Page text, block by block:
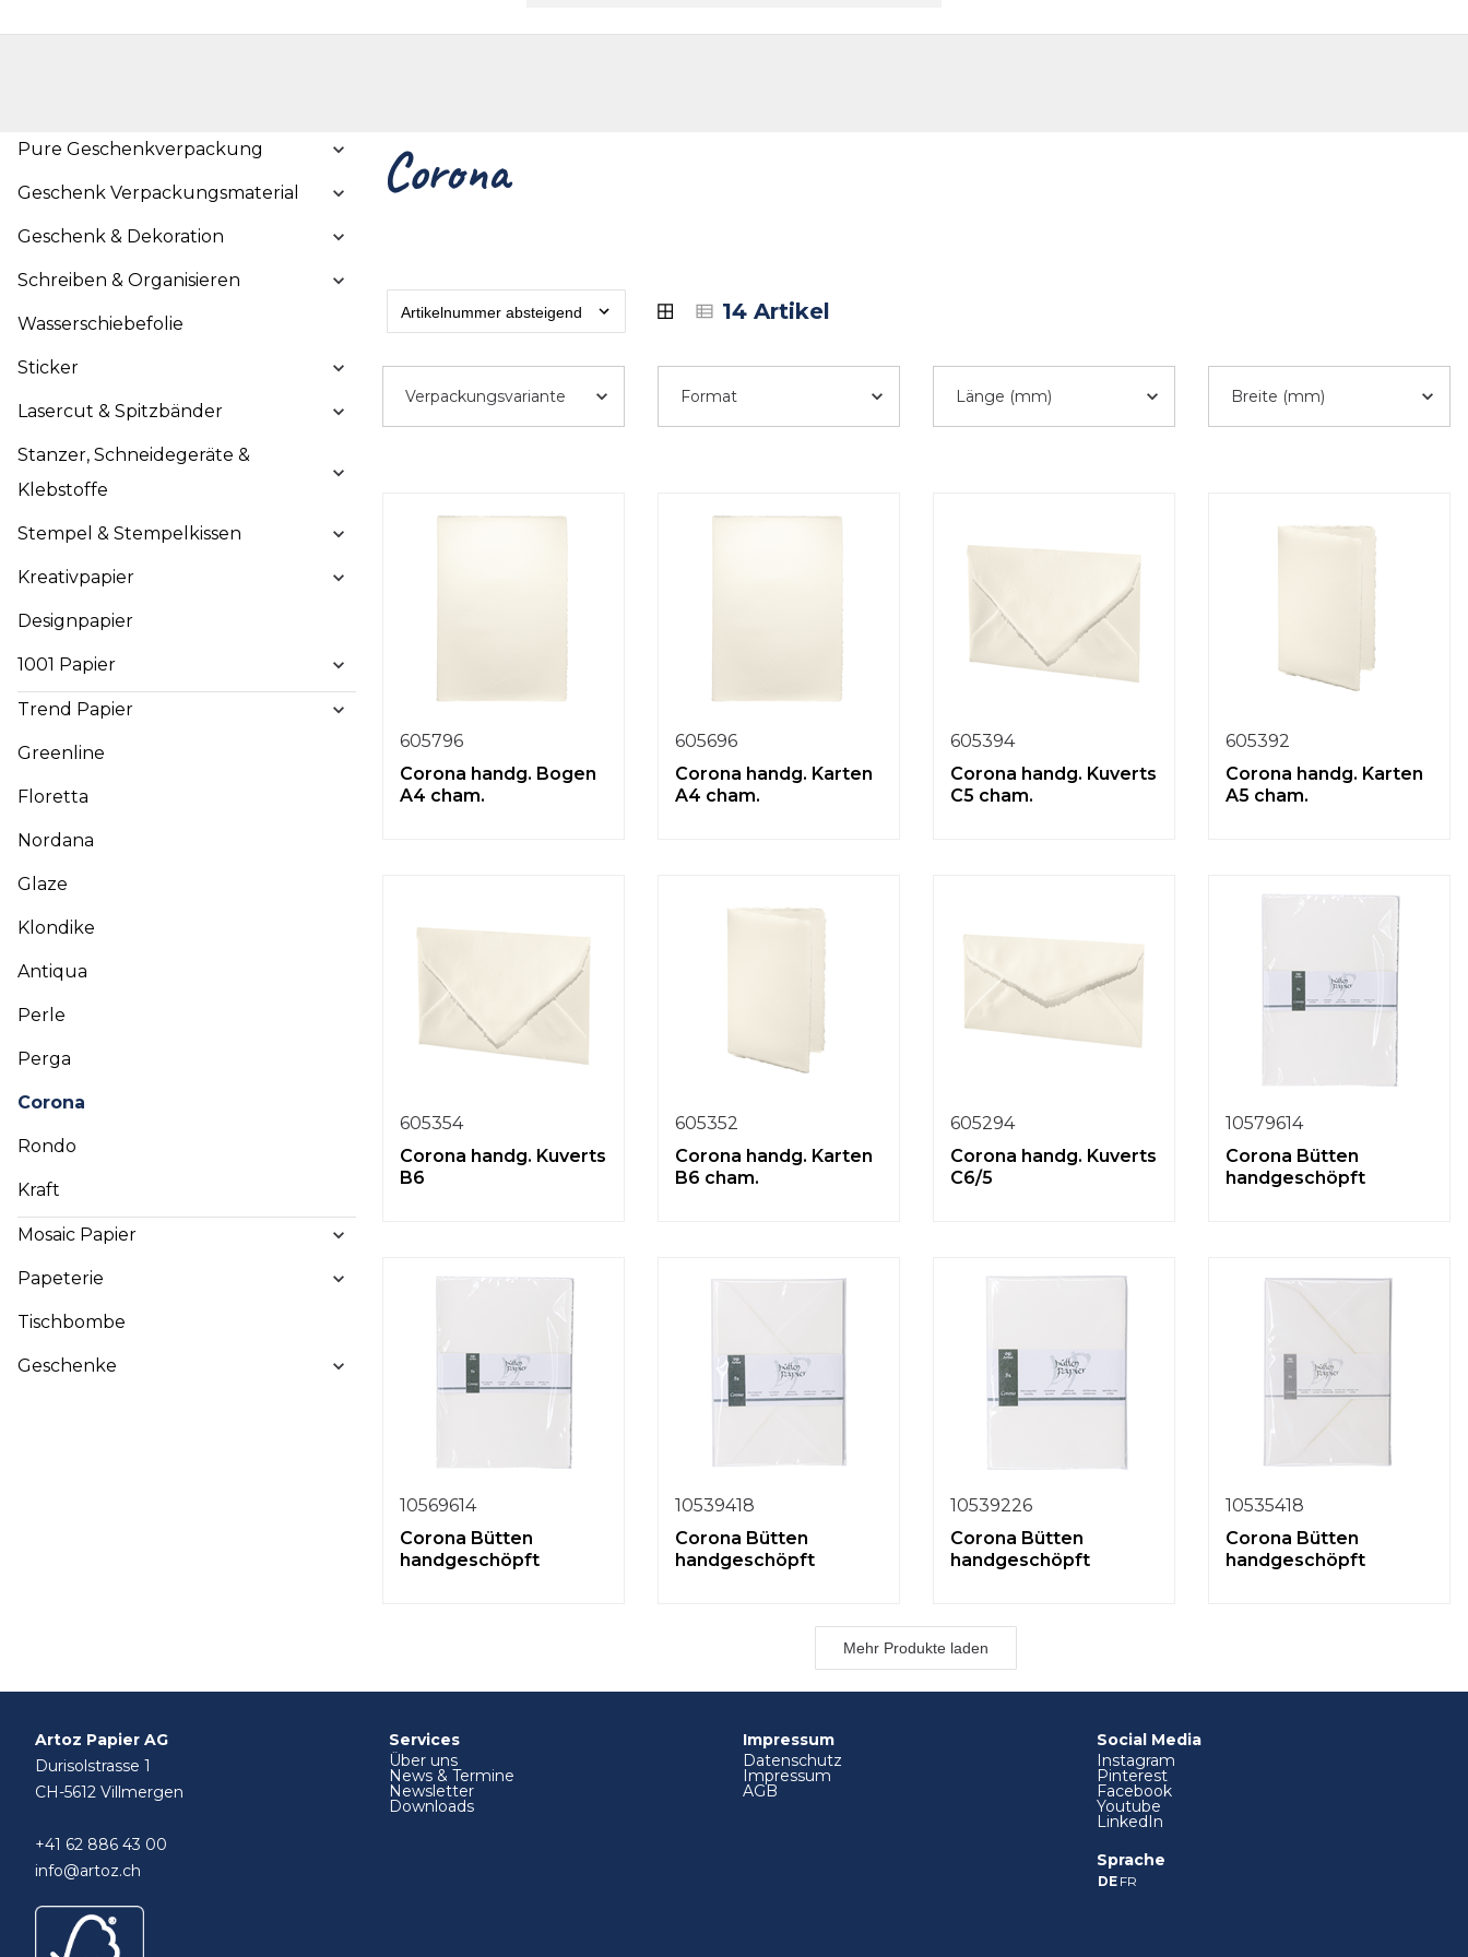
Pure Geschenkverpackung
Geschenk Verpackungsmaterial
Geschenk & Dekoration
Schreiben & Organisieren
Wasserschiebefolie
Sticker
Lasercut & Spitzbänder
Stanzer, Schneidegeräte &
Klebstoffe
Stempel & Stempelkissen
Kreativpapier
Designpapier
1001 Papier
Trend Papier
Greenline
Floretta
Nordana
Glaze
Klondike
Antiqua
Perle
Perga
Corona
Rondo
Kraft
Mosaic Papier
Papeterie
Tischbombe
Geschenke
Corona
14 Artikel
Verpackungsvariante Format Länge (mm) Breite (mm)
605796
Corona handg. Bogen
A4 cham.
605696
Corona handg. Karten
A4 cham.
605394
Corona handg. Kuverts
C5 cham.
605392
Corona handg. Karten
A5 cham.
605354
Corona handg. Kuverts
B6
605352
Corona handg. Karten
B6 cham.
605294
Corona handg. Kuverts
C6/5
10579614
Corona Bütten
handgeschöpft
10569614
Corona Bütten
handgeschöpft
10539418
Corona Bütten
handgeschöpft
10539226
Corona Bütten
handgeschöpft
10535418
Corona Bütten
handgeschöpft
Mehr Produkte laden
Artoz Papier AG
Durisolstrasse 1
CH-5612 Villmergen
+41 62 886 43 00
info@artoz.ch
Services
Über uns
News & Termine
Newsletter
Downloads
Impressum
Datenschutz
Impressum
AGB
Social Media
Instagram
Pinterest
Facebook
Youtube
LinkedIn
Sprache
DE FR